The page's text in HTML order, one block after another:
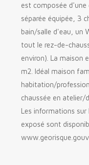
est composée d'une
séparée équipée, 3
bain/salle d'eau, un
tout le rez-de-
environ). La maison
m2. Idéal maison
habitation/
chaussée en atelier/
Les informations sur
exposé sont